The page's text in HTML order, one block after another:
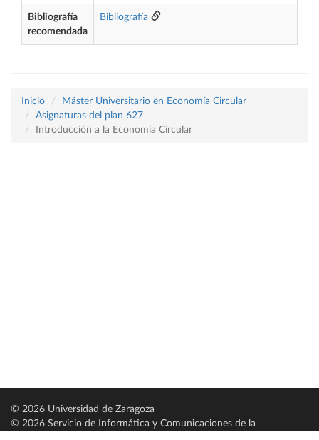
Bibliografía
recomendada
Bibliografía
Inicio
Máster Universitario en Economía Circular
Asignaturas del plan 627
Introducción a la Economía Circular
© 2026 Universidad de Zaragoza
© 2026 Servicio de Informática y Comunicaciones de la